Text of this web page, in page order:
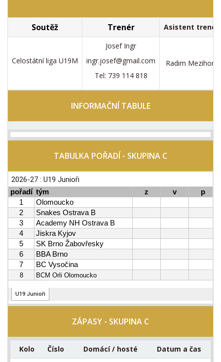
Soutěž Trenér Asistent
Celostátní liga U19M
Josef Ingr
ingr.josef@gmail.com
Tel: 739 114 818
Radim Mezihorák
INFORMAČNÍ TABULE
TABULKA POŘADÍ - SKUPINA C
ZÁPASY - SKUPINA C
Kolo Číslo Domácí / hosté Datum a čas